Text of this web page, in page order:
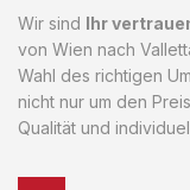
Wir sind Ihr
von Wien nach
Wahl des richtigen
nicht nur um den
Qualität und